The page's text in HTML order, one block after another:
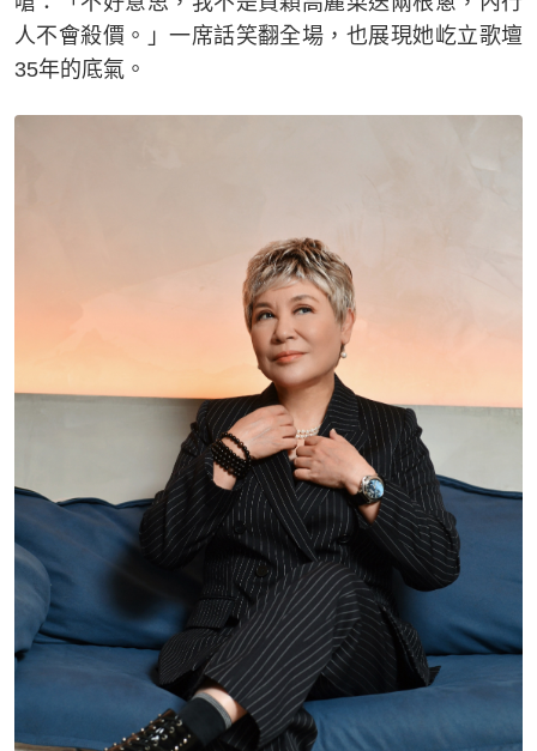
人不會殺價。」一席話笑翻全場，也展現她屹立歌壇
35年的底氣。